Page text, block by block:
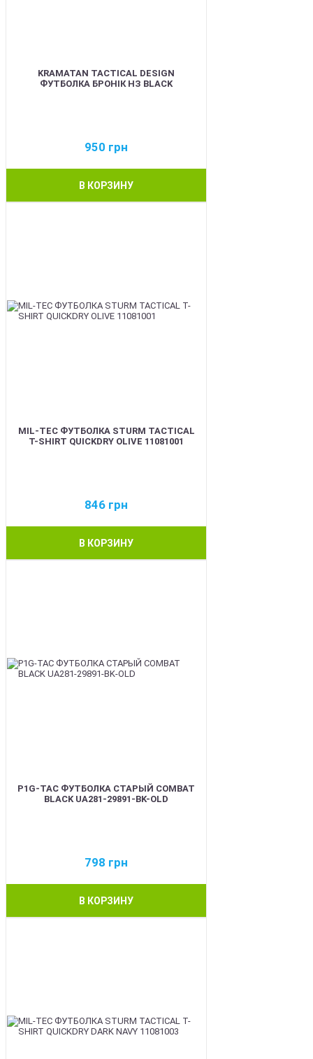
KRAMATAN TACTICAL DESIGN
ФУТБОЛКА БРОНІК НЗ BLACK
950 грн
В КОРЗИНУ
MIL-TEC ФУТБОЛКА STURM TACTICAL
T-SHIRT QUICKDRY OLIVE 11081001
846 грн
В КОРЗИНУ
P1G-TAC ФУТБОЛКА СТАРЫЙ COMBAT
BLACK UA281-29891-BK-OLD
798 грн
В КОРЗИНУ